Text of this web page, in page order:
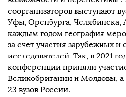
соорганизаторов выступают
Уфы, Оренбурга, Челябинска,
каждым годом география
за счет участия зарубежных и
исследователей. Так, в 2021
конференции приняли
Великобритании и Молдовы, а
23 вузов России.